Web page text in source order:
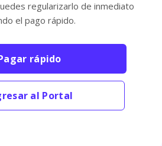
regularizarlo de inmediato
el pago rápido.
rápido
al Portal